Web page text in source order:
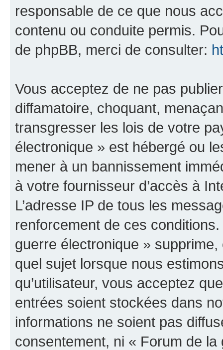
responsable de ce que nous
contenu ou conduite permis.
de phpBB, merci de consulter:
Vous acceptez de ne pas
diffamatoire, choquant,
transgresser les lois de votre
électronique » est hébergé ou
mener à un bannissement
à votre fournisseur d’accès à
L’adresse IP de tous les
renforcement de ces
guerre électronique »
quel sujet lorsque nous
qu’utilisateur, vous acceptez
entrées soient stockées dans
informations ne soient pas
consentement, ni « Forum de